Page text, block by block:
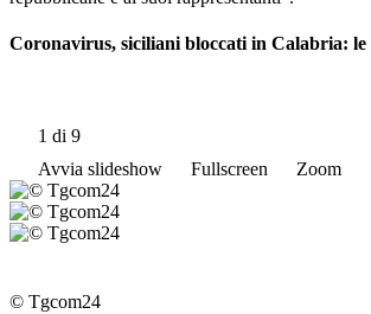
Coronavirus, siciliani bloccati in Calabria: le
1 di 9
Avvia slideshow
Fullscreen Zoom
© Tgcom24